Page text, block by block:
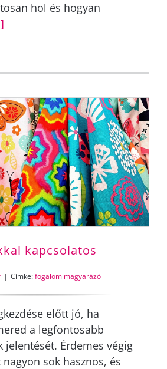
hol és hogyan
kapcsolatos
| Címke:fogalom magyarázó
előtt jó, ha
a legfontosabb
jelentését. Érdemes végig
sok hasznos, és